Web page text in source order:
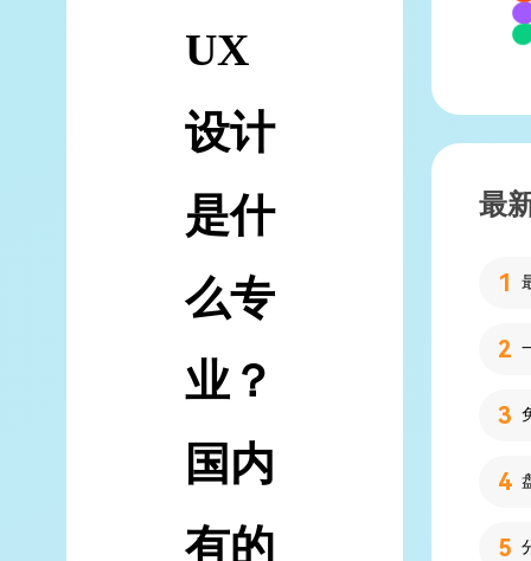
UX
设计
是什
么专
业？
国内
有的
最